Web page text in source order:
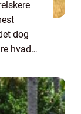
dog
hvad